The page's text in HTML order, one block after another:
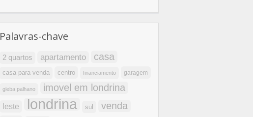
Palavras-chave
2 quartos apartamento casa
casa para venda centro financiamento garagem
gleba palhano imovel em londrina
leste londrina sul venda